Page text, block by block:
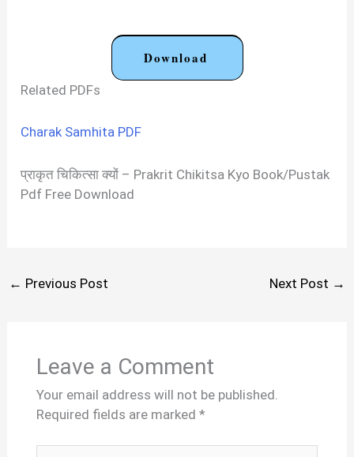
Download
Related PDFs
Charak Samhita PDF
प्राकृत चिकित्सा क्यों – Prakrit Chikitsa Kyo Book/Pustak
Pdf Free Download
← Previous Post Next Post →
Leave a Comment
Your email address will not be published.
Required fields are marked *